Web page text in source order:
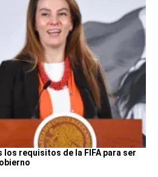
requisitos de la FIFA para ser